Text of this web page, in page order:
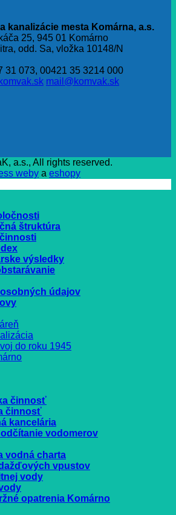
kanalizácie mesta Komárna, a.s.
25, 945 01 Komárno
odd. Sa, vložka 10148/N
31 073, 00421 35 3214 000
mail@komvak.sk
a.s., All rights reserved.
weby a eshopy
štruktúra
výsledky
údajov
do roku 1945
činnosť
činnosť
kancelária
odčítanie vodomerov
vodná charta
vpustov
vody
opatrenia Komárno